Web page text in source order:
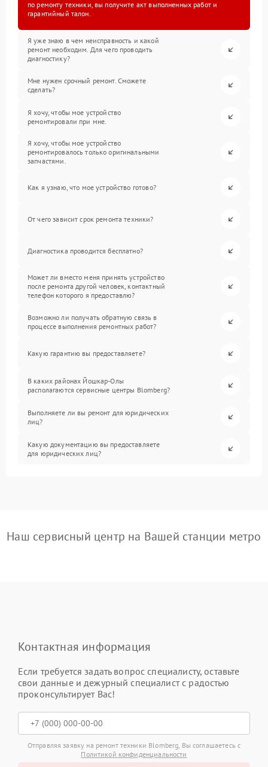
по ремонту техники, вы получите акт выполненных работ и
гарантийный талон.
Я уже знаю в чем неисправность и какой
ремонт необходим. Для чего проводить
диагностику?
Мне нужен срочный ремонт. Сможете
сделать?
Я хочу, чтобы мое устройство
ремонтировали при мне.
Я хочу, чтобы мое устройство
ремонтировалось только оригинальными
запчастями.
Как я узнаю, что мое устройство готово?
От чего зависит срок ремонта техники?
Диагностика проводится бесплатно?
Может ли вместо меня принять устройство
после ремонта другой человек, контактный
телефон которого я предоставлю?
Возможно ли получать обратную связь в
процессе выполнения ремонтных работ?
Какую гарантию вы предоставляете?
В каких районах Йошкар-Олы
располагаются сервисные центры Blomberg?
Выполняете ли вы ремонт для юридических
лиц?
Какую документацию вы предоставляете
для юридических лиц?
Наш сервисный центр на Вашей станции метро
Контактная информация
Если требуется задать вопрос специалисту, оставьте
свои данные и дежурный специалист с радостью
проконсультирует Вас!
Отправляя заявку на ремонт техники Blomberg, Вы соглашаетесь с
Политикой конфиденциальности